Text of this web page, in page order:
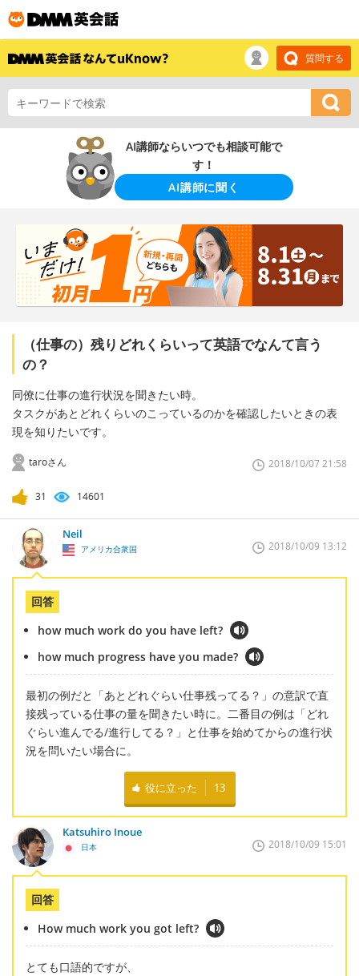
質問する
AI講師ならいつでも相談可能で
す！
AI講師に聞く
（仕事の）残りどれくらいって英語でなんて言う
の？
同僚に仕事の進行状況を聞きたい時。
タスクがあとどれくらいのこっているのかを確認したいときの表
現を知りたいです。
taroさん 2018/10/07 21:58
31 14601
Neil
アメリカ合衆国 2018/10/09 13:12
回答
how much work do you have left?
how much progress have you made?
最初の例だと「あとどれぐらい仕事残ってる？」の意訳で直
接残っている仕事の量を聞きたい時に。二番目の例は「どれ
ぐらい進んでる/進行してる？」と仕事を始めてからの進行状
況を問いたい場合に。
役に立った 13
Katsuhiro Inoue
日本 2018/10/09 15:01
回答
How much work you got left?
とても口語的ですが、